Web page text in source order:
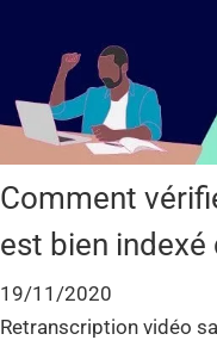
Comment
est bien indexé
19/11/2020
Retranscription vidéo